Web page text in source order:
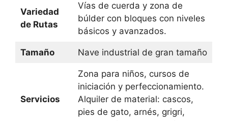
Variedad
de Rutas
Vías de cuerda y zona de
búlder con bloques con niveles
básicos y avanzados.
Tamaño Nave industrial de gran tamaño
Servicios
Zona para niños, cursos de
iniciación y perfeccionamiento.
Alquiler de material: cascos,
pies de gato, arnés, grigri,